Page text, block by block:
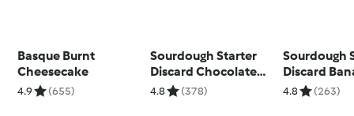
Basque Burnt
Cheesecake
4.9 (655)
Sourdough Starter
Discard Chocolate
Chip Cookies
4.8 (378)
Sourdough
Discard
Bread
4.8 (263)